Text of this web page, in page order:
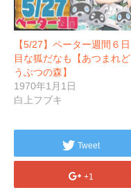
【5/27】ペーター週間６日
目な狐だなも【あつまれど
うぶつの森】
1970年1月1日
白上フブキ
Tweet
+1